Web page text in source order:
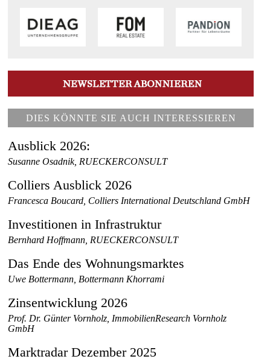
DIES KÖNNTE SIE AUCH INTERESSIEREN
Ausblick 2026:
Susanne Osadnik, RUECKERCONSULT
Colliers Ausblick 2026
Francesca Boucard, Colliers International Deutschland GmbH
Investitionen in Infrastruktur
Bernhard Hoffmann, RUECKERCONSULT
Das Ende des Wohnungsmarktes
Uwe Bottermann, Bottermann Khorrami
Zinsentwicklung 2026
Prof. Dr. Günter Vornholz, ImmobilienResearch Vornholz
GmbH
Marktradar Dezember 2025